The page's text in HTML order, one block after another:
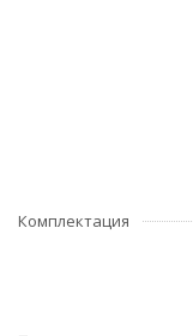
Комплектация